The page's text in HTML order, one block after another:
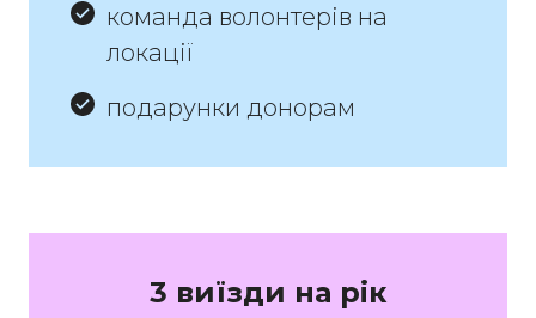
команда волонтерів на
локації
подарунки донорам
3 виїзди на рік